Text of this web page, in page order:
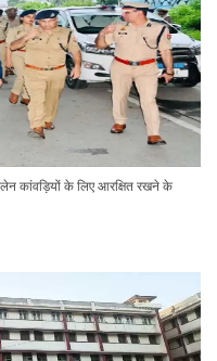
कांवड़ियों के लिए आरक्षित रखने के